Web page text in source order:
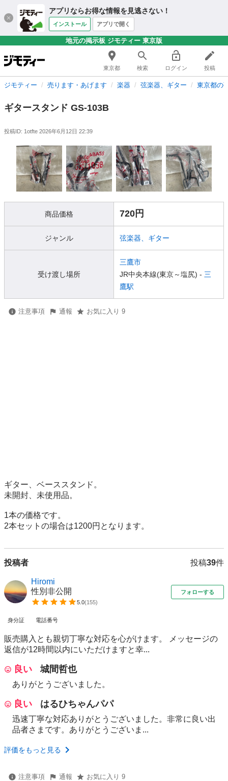
アプリならお得な情報を見逃さない！
インストール アプリで開く
地元の掲示板 ジモティー 東京版
東京都 検索 ログイン 投稿
ジモティー 売ります・あげます 楽器 弦楽器、ギター 東京都の
ギタースタンド GS-103B
投稿ID: 1otfte 2026年6月12日 22:39
商品価格 720円
ジャンル 弦楽器、ギター
受け渡し場所
三鷹市
JR中央本線(東京～塩尻) - 三
鷹駅
注意事項 通報 お気に入り 9
ギター、ベーススタンド。
未開封、未使用品。
1本の価格です。
2本セットの場合は1200円となります。
投稿者 投稿39件
Hiromi
性別非公開
5.0(155)
フォローする
身分証 電話番号
販売購入とも親切丁寧な対応を心がけます。 メッセージの
返信が12時間以内にいただけますと幸...
良い 城間哲也
ありがとうございました。
良い はるひちゃんパパ
迅速丁寧な対応ありがとうございました。非常に良い出
品者さまです。ありがとうございま...
評価をもっと見る
注意事項 通報 お気に入り 9